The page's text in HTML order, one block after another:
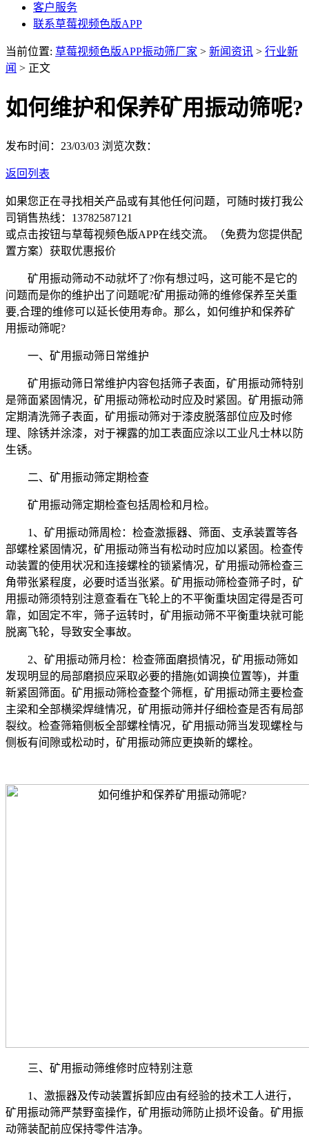
客户服务
联系草莓视频色版APP
当前位置: 草莓视频色版APP振动筛厂家 > 新闻资讯 > 行业新
闻 > 正文
如何维护和保养矿用振动筛呢?
发布时间：23/03/03 浏览次数：
返回列表
如果您正在寻找相关产品或有其他任何问题，可随时拨打我公
司销售热线： 13782587121
或点击按钮与草莓视频色版APP在线交流。（免费为您提供配
置方案） 获取优惠报价
矿用振动筛动不动就坏了?你有想过吗，这可能不是它的
问题而是你的维护出了问题呢?矿用振动筛的维修保养至关重
要,合理的维修可以延长使用寿命。那么，如何维护和保养矿
用振动筛呢?
一、矿用振动筛日常维护
矿用振动筛日常维护内容包括筛子表面，矿用振动筛特别
是筛面紧固情况，矿用振动筛松动时应及时紧固。矿用振动筛
定期清洗筛子表面，矿用振动筛对于漆皮脱落部位应及时修
理、除锈并涂漆，对于裸露的加工表面应涂以工业凡士林以防
生锈。
二、矿用振动筛定期检查
矿用振动筛定期检查包括周检和月检。
1、矿用振动筛周检：检查激振器、筛面、支承装置等各
部螺栓紧固情况，矿用振动筛当有松动时应加以紧固。检查传
动装置的使用状况和连接螺栓的锁紧情况，矿用振动筛检查三
角带张紧程度，必要时适当张紧。矿用振动筛检查筛子时，矿
用振动筛须特别注意查看在飞轮上的不平衡重块固定得是否可
靠，如固定不牢，筛子运转时，矿用振动筛不平衡重块就可能
脱离飞轮，导致安全事故。
2、矿用振动筛月检：检查筛面磨损情况，矿用振动筛如
发现明显的局部磨损应采取必要的措施(如调换位置等)，并重
新紧固筛面。矿用振动筛检查整个筛框，矿用振动筛主要检查
主梁和全部横梁焊缝情况，矿用振动筛并仔细检查是否有局部
裂纹。检查筛箱侧板全部螺栓情况，矿用振动筛当发现螺栓与
侧板有间隙或松动时，矿用振动筛应更换新的螺栓。
三、矿用振动筛维修时应特别注意
1、激振器及传动装置拆卸应由有经验的技术工人进行，
矿用振动筛严禁野蛮操作，矿用振动筛防止损坏设备。矿用振
动筛装配前应保持零件洁净。